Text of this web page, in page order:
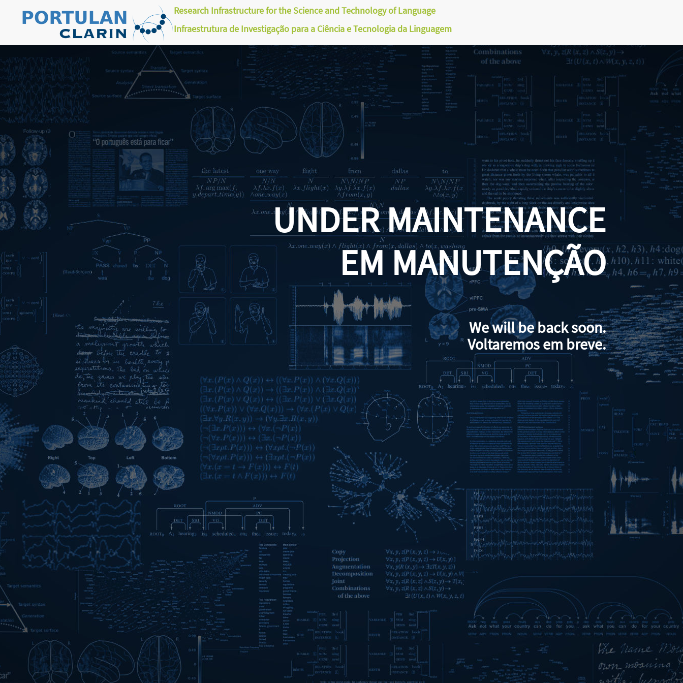
Research Infrastructure for the Science and Technology of Language
Infraestrutura de Investigação para a Ciência e Tecnologia da Linguagem
UNDER MAINTENANCE
EM MANUTENÇÃO
We will be back soon.
Voltaremos em breve.